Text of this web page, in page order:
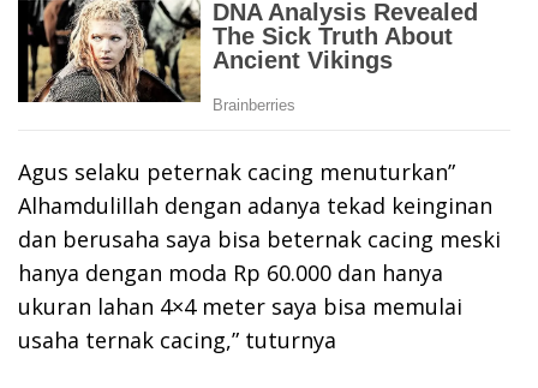
Agus selaku peternak cacing menuturkan”
Alhamdulillah dengan adanya tekad keinginan
dan berusaha saya bisa beternak cacing meski
hanya dengan moda Rp 60.000 dan hanya
ukuran lahan 4×4 meter saya bisa memulai
usaha ternak cacing,” tuturnya